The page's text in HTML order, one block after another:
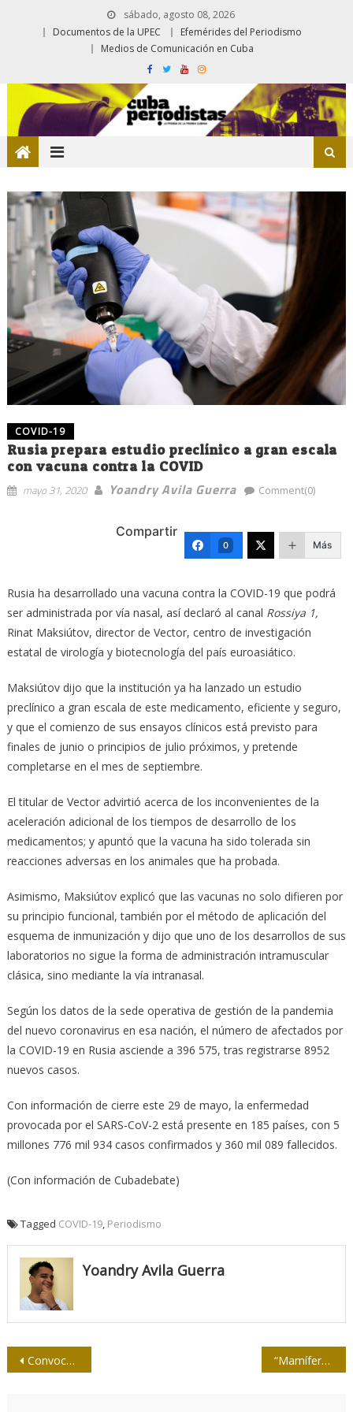
sábado, agosto 08, 2026
Documentos de la UPEC
Efemérides del Periodismo
Medios de Comunicación en Cuba
COVID-19
Rusia prepara estudio preclínico a gran escala
con vacuna contra la COVID
mayo 31, 2020 Yoandry Avila Guerra Comment(0)
Compartir
0 Más
Rusia ha desarrollado una vacuna contra la COVID-19 que podrá
ser administrada por vía nasal, así declaró al canal Rossiya 1,
Rinat Maksiútov, director de Vector, centro de investigación
estatal de virología y biotecnología del país euroasiático.
Maksiútov dijo que la institución ya ha lanzado un estudio
preclínico a gran escala de este medicamento, eficiente y seguro,
y que el comienzo de sus ensayos clínicos está previsto para
finales de junio o principios de julio próximos, y pretende
completarse en el mes de septiembre.
El titular de Vector advirtió acerca de los inconvenientes de la
aceleración adicional de los tiempos de desarrollo de los
medicamentos; y apuntó que la vacuna ha sido tolerada sin
reacciones adversas en los animales que ha probada.
Asimismo, Maksiútov explicó que las vacunas no solo difieren por
su principio funcional, también por el método de aplicación del
esquema de inmunización y dijo que uno de los desarrollos de sus
laboratorios no sigue la forma de administración intramuscular
clásica, sino mediante la vía intranasal.
Según los datos de la sede operativa de gestión de la pandemia
del nuevo coronavirus en esa nación, el número de afectados por
la COVID-19 en Rusia asciende a 396 575, tras registrarse 8952
nuevos casos.
Con información de cierre este 29 de mayo, la enfermedad
provocada por el SARS-CoV-2 está presente en 185 países, con 5
millones 776 mil 934 casos confirmados y 360 mil 089 fallecidos.
(Con información de Cubadebate)
Tagged COVID-19, Periodismo
Yoandry Avila Guerra
Navegación
Convocan en Guantánamo al Concurso provincial de Periodismo Marcos Antonio Charón 2020 “Mamífero Nacional”, ¡se busca!